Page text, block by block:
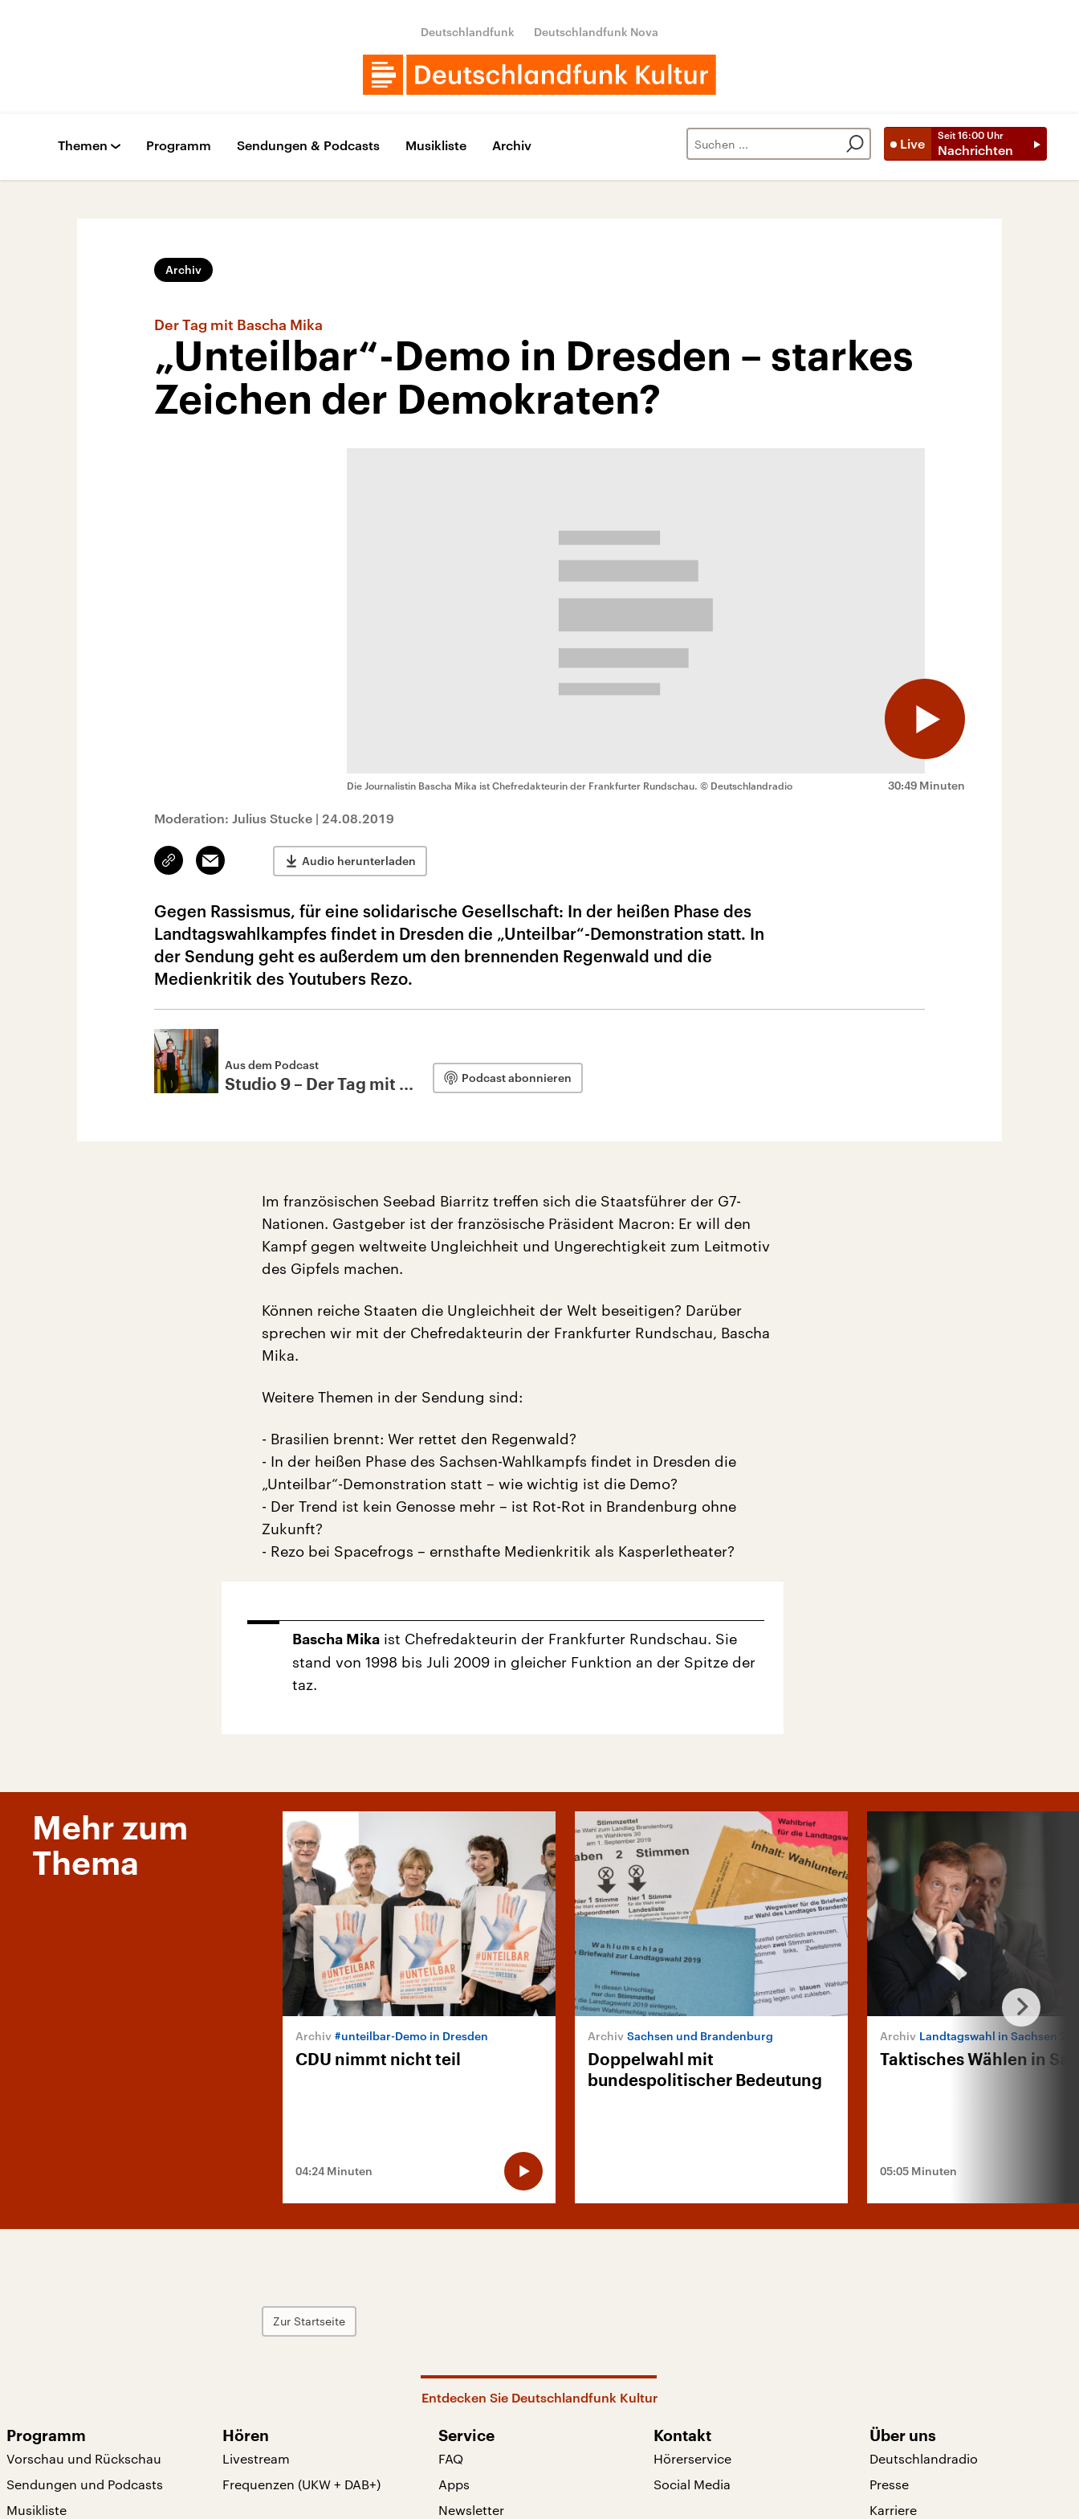
Deutschlandfunk Deutschlandfunk Nova
Live
Seit 16:00 Uhr
Nachrichten
Themen Programm Sendungen & Podcasts Musikliste Archiv
Archiv
Der Tag mit Bascha Mika
„Unteilbar“-Demo in Dresden – starkes
Zeichen der Demokraten?
30:49 Minuten
Die Journalistin Bascha Mika ist Chefredakteurin der Frankfurter Rundschau. © Deutschlandradio
Moderation: Julius Stucke | 24.08.2019
Link
kopieren/teilen
Email Audio herunterladen
Gegen Rassismus, für eine solidarische Gesellschaft: In der heißen Phase des
Landtagswahlkampfes findet in Dresden die „Unteilbar“-Demonstration statt. In
der Sendung geht es außerdem um den brennenden Regenwald und die
Medienkritik des Youtubers Rezo.
Aus dem Podcast
Studio 9 – Der Tag mit ... Podcast abonnieren
Im französischen Seebad Biarritz treffen sich die Staatsführer der G7-
Nationen. Gastgeber ist der französische Präsident Macron: Er will den
Kampf gegen weltweite Ungleichheit und Ungerechtigkeit zum Leitmotiv
des Gipfels machen.
Können reiche Staaten die Ungleichheit der Welt beseitigen? Darüber
sprechen wir mit der Chefredakteurin der Frankfurter Rundschau, Bascha
Mika.
Weitere Themen in der Sendung sind:
- Brasilien brennt: Wer rettet den Regenwald?
- In der heißen Phase des Sachsen-Wahlkampfs findet in Dresden die
„Unteilbar“-Demonstration statt – wie wichtig ist die Demo?
- Der Trend ist kein Genosse mehr – ist Rot-Rot in Brandenburg ohne
Zukunft?
- Rezo bei Spacefrogs – ernsthafte Medienkritik als Kasperletheater?
Bascha Mika ist Chefredakteurin der Frankfurter Rundschau. Sie
stand von 1998 bis Juli 2009 in gleicher Funktion an der Spitze der
taz.
Mehr zum
Thema
#unteilbar-Demo in Dresden
CDU nimmt nicht teil
04:24 Minuten
Sachsen und Brandenburg
Doppelwahl mit
bundespolitischer Bedeutung
Landtagswahl in Sachsen
Taktisches Wählen in
05:05 Minuten
Zur Startseite
Entdecken Sie Deutschlandfunk Kultur
Programm
Vorschau und Rückschau
Sendungen und Podcasts
Musikliste
Hören
Livestream
Frequenzen (UKW + DAB+)
Service
FAQ
Apps
Newsletter
Kontakt
Hörerservice
Social Media
Über uns
Deutschlandradio
Presse
Karriere